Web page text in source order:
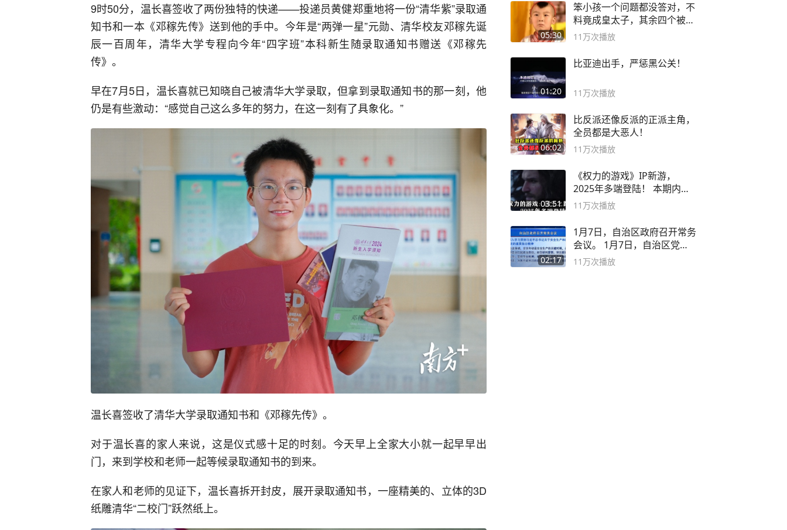
9时50分，温长喜签收了两份独特的快递——投递员黄健郑重地将一份“清华紫”录取通
知书和一本《邓稼先传》送到他的手中。今年是“两弹一星”元勋、清华校友邓稼先诞
辰一百周年，清华大学专程向今年“四字班”本科新生随录取通知书赠送《邓稼先
传》。
早在7月5日，温长喜就已知晓自己被清华大学录取，但拿到录取通知书的那一刻，他
仍是有些激动：“感觉自己这么多年的努力，在这一刻有了具象化。”
温长喜签收了清华大学录取通知书和《邓稼先传》。
对于温长喜的家人来说，这是仪式感十足的时刻。今天早上全家大小就一起早早出
门，来到学校和老师一起等候录取通知书的到来。
在家人和老师的见证下，温长喜拆开封皮，展开录取通知书，一座精美的、立体的3D
纸雕清华“二校门”跃然纸上。
05:30
笨小孩一个问题都没答对，不
料竟成皇太子，其余四个被处
死
11万次播放
01:20
比亚迪出手，严惩黑公关！
11万次播放
06:02
比反派还像反派的正派主角，
全员都是大恶人！
11万次播放
03:51
《权力的游戏》IP新游，
2025年多端登陆！ 本期内容
概要
11万次播放
02:17
1月7日，自治区政府召开常务
会议。 1月7日，自治区党委
副书记
11万次播放